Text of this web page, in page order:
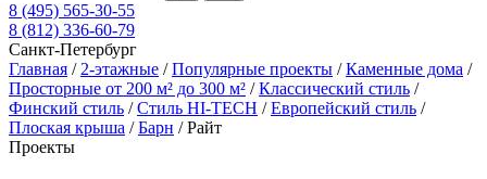
8 (495) 565-30-55
8 (812) 336-60-79
Санкт-Петербург
Главная / 2-этажные /Популярные проекты /Каменные дома /
Просторные от 200 м² до 300 м² /Классический стиль /
Финский стиль /Стиль HI-TECH /Европейский стиль /
Плоская крыша /Барн /Райт
Проекты